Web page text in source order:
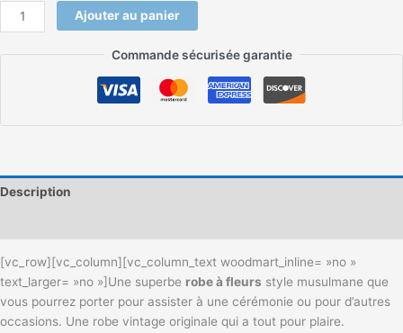
Ajouter au panier
Commande sécurisée garantie
Description
[vc_row][vc_column][vc_column_text woodmart_inline= »no »
text_larger= »no »] Une superbe robe à fleurs style musulmane que
vous pourrez porter pour assister à une cérémonie ou pour d’autres
occasions. Une robe vintage originale qui a tout pour plaire.